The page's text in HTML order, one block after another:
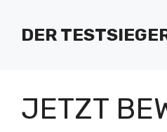
Inhalt
springen
DER
JETZT